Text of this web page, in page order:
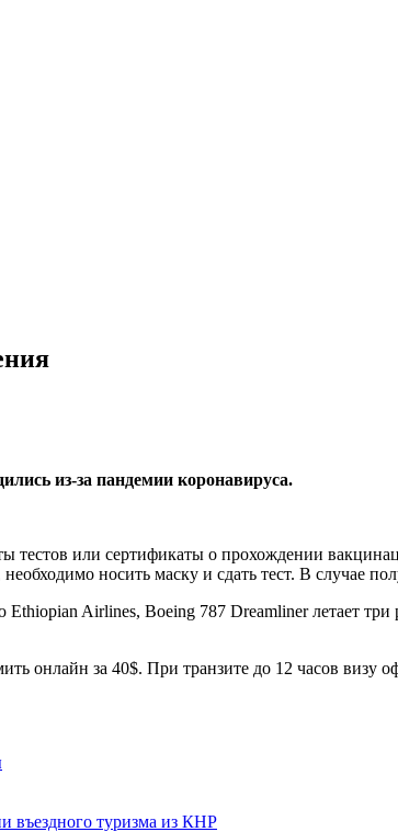
из-за пандемии коронавируса.
тестов или сертификаты о прохождении
носить маску и сдать тест. В случае
Airlines, Boeing 787 Dreamliner летает
онлайн за 40$. При транзите до 12 часов визу
въездного туризма из КНР